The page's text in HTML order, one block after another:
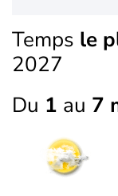
Temps le
2027
Du 1 au 7